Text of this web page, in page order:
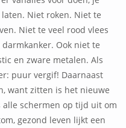
Niet roken. Niet te
Niet te veel rood vlees
Ook niet te
en zware metalen. Als
puur vergif! Daarnaast
want zitten is het nieuwe
alle schermen op tijd uit om
gezond leven lijkt een